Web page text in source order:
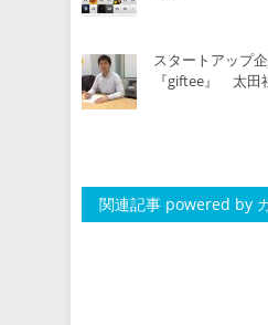
スタートアップ
『giftee』 太田
関連記事 powered by